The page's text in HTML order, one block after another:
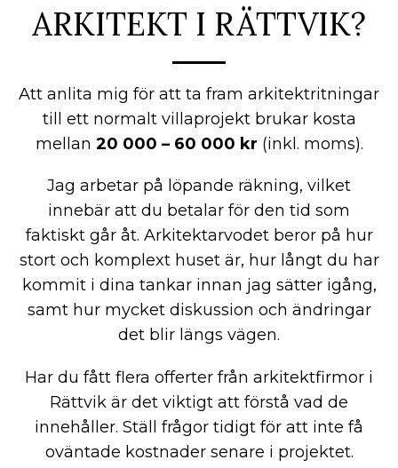
ARKITEKT I RÄTTVIK?
Att anlita mig för att ta fram arkitektritningar
till ett normalt villaprojekt brukar kosta
mellan 20 000 – 60 000 kr (inkl. moms).
Jag arbetar på löpande räkning, vilket
innebär att du betalar för den tid som
faktiskt går åt. Arkitektarvodet beror på hur
stort och komplext huset är, hur långt du har
kommit i dina tankar innan jag sätter igång,
samt hur mycket diskussion och ändringar
det blir längs vägen.
Har du fått flera offerter från arkitektfirmor i
Rättvik är det viktigt att förstå vad de
innehåller. Ställ frågor tidigt för att inte få
oväntade kostnader senare i projektet.